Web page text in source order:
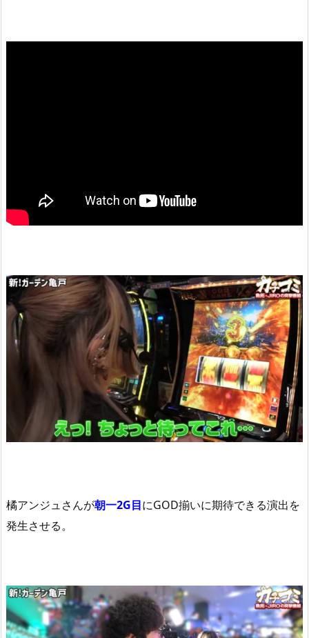
橘アンジュさんが朝一2G目にGOD揃いに期待できる演出を
発生させる。